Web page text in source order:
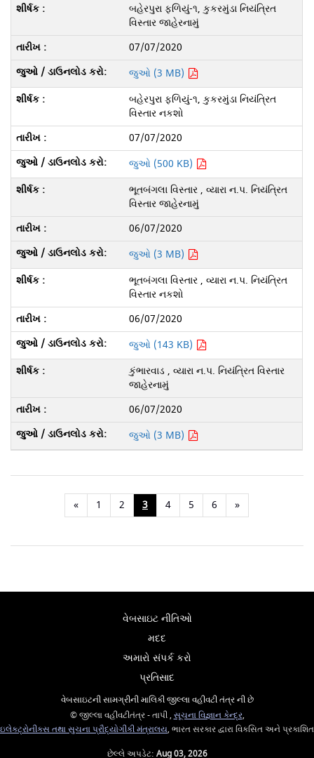
બહેરપુરા ફળિયું-૧, કુકરમુંડા નિયંત્રિત
વિસ્તાર જાહેરનામું
07/07/2020
જુઓ (3 MB)
બહેરપુરા ફળિયું-૧, કુકરમુંડા નિયંત્રિત
વિસ્તાર નકશો
07/07/2020
જુઓ (500 KB)
ભૂતબંગલા વિસ્તાર , વ્યારા ન.પ. નિયંત્રિત
વિસ્તાર જાહેરનામું
06/07/2020
જુઓ (3 MB)
ભૂતબંગલા વિસ્તાર , વ્યારા ન.પ. નિયંત્રિત
વિસ્તાર નકશો
06/07/2020
જુઓ (143 KB)
કુંભારવાડ , વ્યારા ન.પ. નિયંત્રિત વિસ્તાર
જાહેરનામું
06/07/2020
જુઓ (3 MB)
« 1 2 3 4 5 6 »
વેબસાઇટ નીતિઓ
મદદ
અમારો સંપર્ક કરો
પ્રતિસાદ
વેબસાઇટની સામગ્રીની માલિકી જીલ્લા વહીવટી તંત્ર ની છે
© જીલ્લા વહીવટીતંત્ર - તાપી , સૂચના વિજ્ઞાન કેન્દ્ર,
ઇલેક્ટ્રોનીક્સ તથા સુચના પ્રૌદ્યોગીકી મંત્રાલય, ભારત સરકાર દ્વારા વિકસિત અને પ્રકાશિત
છેલ્લે અપડેટ: Aug 03, 2026